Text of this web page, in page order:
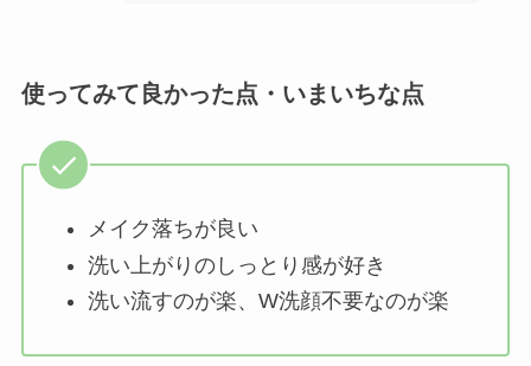
使ってみて良かった点・いまいちな点
メイク落ちが良い
洗い上がりのしっとり感が好き
洗い流すのが楽、W洗顔不要なのが楽